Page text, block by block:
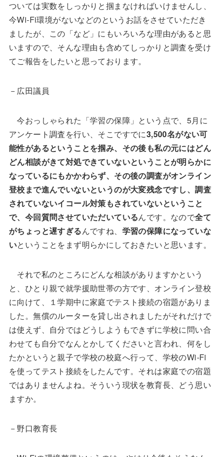
ついては実数をしっかりと掴まなければいけませんし、
今Wi-Fi環境がないなどのというお話をさせていただき
ましたが、この「など」にもいろいろな理由があると思
いますので、そんな理由も含めてしっかりと調査を受け
てご報告をしたいと思っております。
－広田議員
今おっしゃられた「学習の保障」という点で、5月に
アンケート調査を行い、そこですでに3,500名がない可
能性があるということを掴み、その後も私の元にはどん
どん相談がきて対処できていないということが明らかに
なっているにもかかわらず、その後の調査がオンライン
登校まで進んでいないというのが大変残念ですし、調査
されていないイコール対策もされていないということ
で、今回質問させていただいているんです。なので全て
がちょっと遅すぎるんですね、 学習の保障になっていな
いということをまず明らかにしておきたいと思います。
それで私のところにどんな相談がありますかという
と、ひとり親で就学援助世帯の方です、オンライン登校
に向けて、１学期中に家庭でテスト接続の宿題がありま
した。無償のルーターを貸し出されましたがそれだけで
は使えず、自分ではどうしようもできずに学校に問い合
わせても自分でなんとかしてくださいと言われ、何をし
たかというと親子で学校の校庭へ行って、学校のWi-Fi
を使ってテスト接続をしたんです。それは家庭での宿題
ではありませんよね。そういう現状を教育長、どう思い
ますか。
－野口教育長